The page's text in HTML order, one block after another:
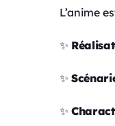
L’anime
✨
✨
✨